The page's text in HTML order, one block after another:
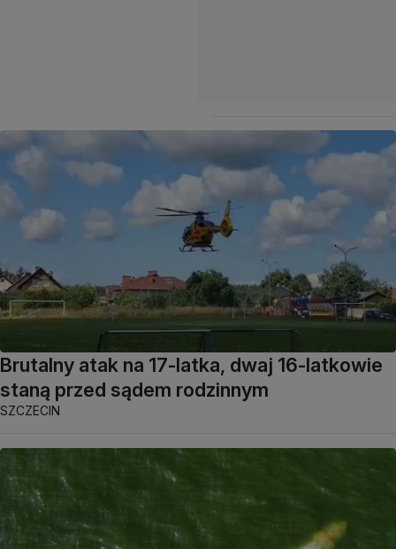
Brutalny atak na 17-latka, dwaj 16-latkowie
staną przed sądem rodzinnym
SZCZECIN